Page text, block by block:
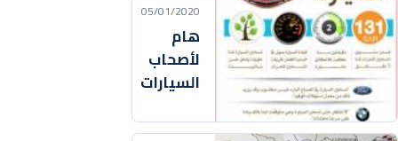
05/01/2020
هام
لأصحاب
السيارات